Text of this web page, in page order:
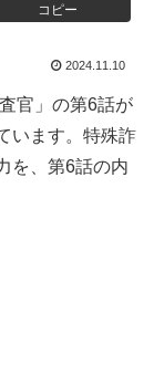
コピー
2024.11.10
官」の第6話が
います。特殊詐
を、第6話の内